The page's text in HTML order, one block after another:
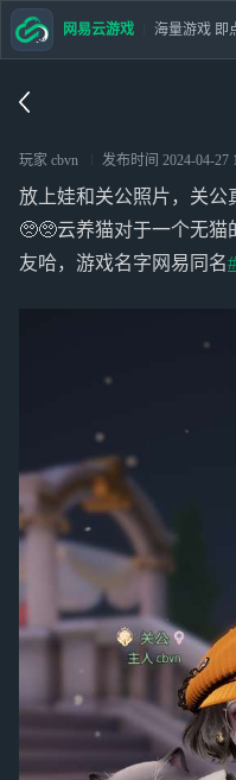
玩家 cbvn 发布时间 2024-04-27
放上娃和关公照片，关公
🥺🥺云养猫对于一个无猫
友哈，游戏名字网易同名
网易云游戏 海量游戏 即